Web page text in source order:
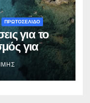
ΠΡΩΤΟΣΕΛΙΔΟ
για το
για
λήγει